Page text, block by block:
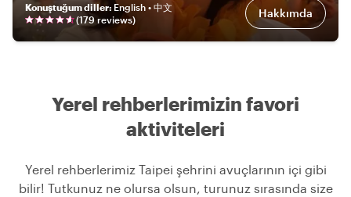
Konuştuğum diller: English • 中文
(179 reviews) Hakkımda
Yerel rehberlerimizin favori
aktiviteleri
Yerel rehberlerimiz Taipei şehrini avuçlarının içi gibi
bilir! Tutkunuz ne olursa olsun, turunuz sırasında size